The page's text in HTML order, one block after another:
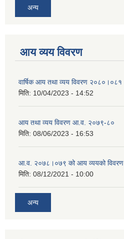
अन्य
आय व्यय विवरण
वार्षिक आय तथा व्यय विवरण २०८०।०८१
मिति: 10/04/2023 - 14:52
आय तथा व्यय विवरण आ.व. २०७९-८०
मिति: 08/06/2023 - 16:53
आ.व. २०७८।०७९ को आय व्ययको विवरण
मिति: 08/12/2021 - 10:00
अन्य